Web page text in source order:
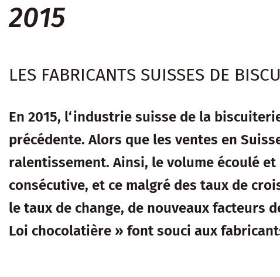
2015
LES FABRICANTS SUISSES DE
En 2015, l‘industrie suisse de la
précédente. Alors que les ventes en
ralentissement. Ainsi, le volume écoulé
consécutive, et ce malgré des taux de
le taux de change, de nouveaux facteurs
Loi chocolatière » font souci aux